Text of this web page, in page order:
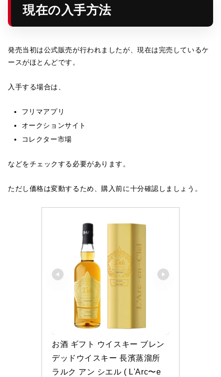
現在の入手方法
発売当初は公式販売が行われましたが、現在は完売しているケ
ースがほとんどです。
入手する場合は、
フリマアプリ
オークションサイト
コレクター市場
などをチェックする必要があります。
ただし価格は変動するため、購入前に十分確認しましょう。
お酒 ギフト ウイスキー ブレン
デッドウイスキー 長濱蒸溜所
ラルク アン シエル ( L'Arc〜e